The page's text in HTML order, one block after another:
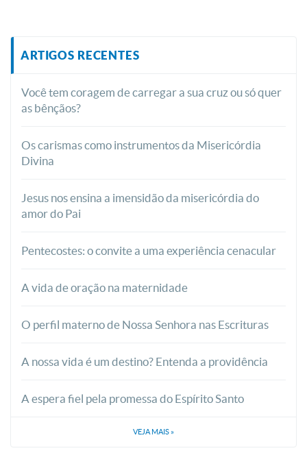
ARTIGOS RECENTES
Você tem coragem de carregar a sua cruz ou só quer
as bênçãos?
Os carismas como instrumentos da Misericórdia
Divina
Jesus nos ensina a imensidão da misericórdia do
amor do Pai
Pentecostes: o convite a uma experiência cenacular
A vida de oração na maternidade
O perfil materno de Nossa Senhora nas Escrituras
A nossa vida é um destino? Entenda a providência
A espera fiel pela promessa do Espírito Santo
VEJA MAIS »